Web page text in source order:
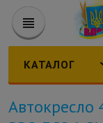
КАТАЛОГ
Автокресло